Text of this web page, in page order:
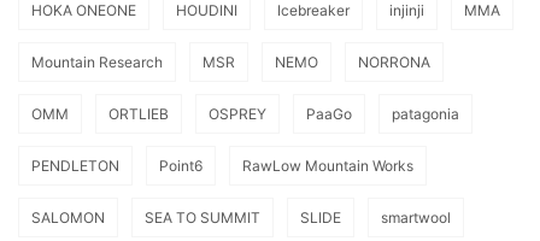
HOKA ONEONE HOUDINI Icebreaker injinji MMA
Mountain Research MSR NEMO NORRONA
OMM ORTLIEB OSPREY PaaGo patagonia
PENDLETON Point6 RawLow Mountain Works
SALOMON SEA TO SUMMIT SLIDE smartwool